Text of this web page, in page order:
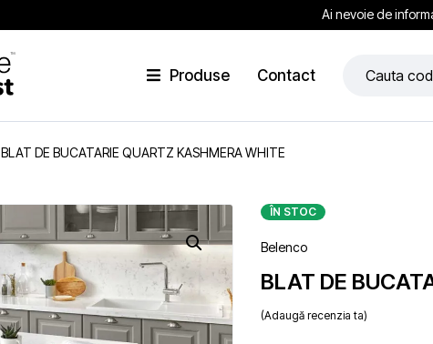
Ai nevoie de
Produse Contact
BLAT DE BUCATARIE QUARTZ KASHMERA WHITE
ÎN STOC
Belenco
BLAT DE
Adaugă recenzia ta